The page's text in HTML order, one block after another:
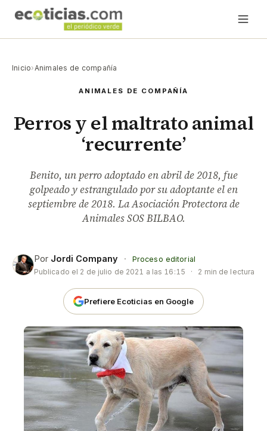
Inicio›Animales de compañía
ANIMALES DE COMPAÑÍA
Perros y el maltrato animal
‘recurrente’
Benito, un perro adoptado en abril de 2018, fue
golpeado y estrangulado por su adoptante el en
septiembre de 2018. La Asociación Protectora de
Animales SOS BILBAO.
Por Jordi Company ·
Proceso editorial
Publicado el 2 de julio de 2021 a las 16:15 · 2 min de lectura
Prefiere Ecoticias en Google